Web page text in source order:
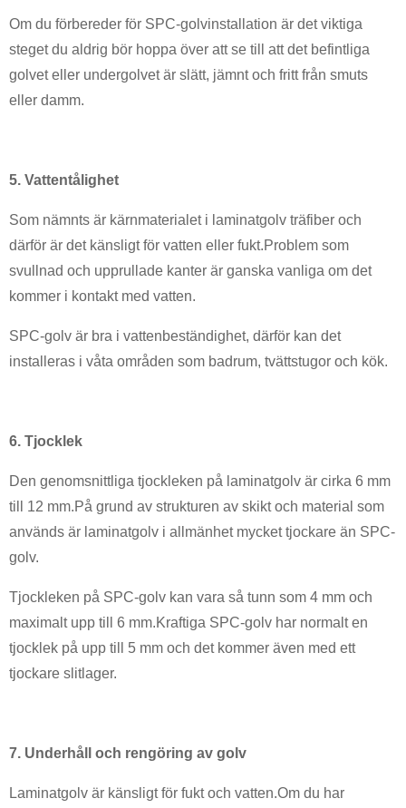
Om du förbereder för SPC-golvinstallation är det viktiga
steget du aldrig bör hoppa över att se till att det befintliga
golvet eller undergolvet är slätt, jämnt och fritt från smuts
eller damm.
5. Vattentålighet
Som nämnts är kärnmaterialet i laminatgolv träfiber och
därför är det känsligt för vatten eller fukt.Problem som
svullnad och upprullade kanter är ganska vanliga om det
kommer i kontakt med vatten.
SPC-golv är bra i vattenbeständighet, därför kan det
installeras i våta områden som badrum, tvättstugor och kök.
6. Tjocklek
Den genomsnittliga tjockleken på laminatgolv är cirka 6 mm
till 12 mm.På grund av strukturen av skikt och material som
används är laminatgolv i allmänhet mycket tjockare än SPC-
golv.
Tjockleken på SPC-golv kan vara så tunn som 4 mm och
maximalt upp till 6 mm.Kraftiga SPC-golv har normalt en
tjocklek på upp till 5 mm och det kommer även med ett
tjockare slitlager.
7. Underhåll och rengöring av golv
Laminatgolv är känsligt för fukt och vatten.Om du har